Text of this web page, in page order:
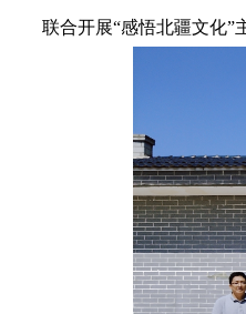
联合开展“感悟北疆文化”